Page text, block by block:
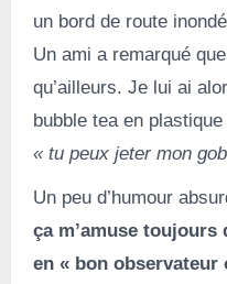
un bord de route
Un ami a remarqué
qu’ailleurs. Je lui ai
bubble tea en
« tu peux jeter mon
Un peu d’humour
ça m’amuse
en « bon observateur